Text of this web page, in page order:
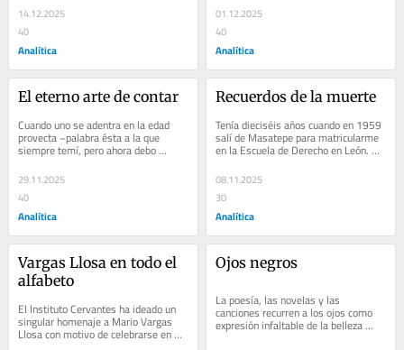
14.12.2025
40
Analítica
01.12.2025
40
Analítica
El eterno arte de contar
Cuando uno se adentra en la edad
provecta −palabra ésta a la que
siempre temí, pero ahora debo
afrontar− debe…
29.11.2025
40
Analítica
Recuerdos de la muerte
Tenía dieciséis años cuando en 1959
salí de Masatepe para matricularme
en la Escuela de Derecho en León. El
08.11.2025
30
Analítica
Vargas Llosa en todo el
alfabeto
El Instituto Cervantes ha ideado un
singular homenaje a Mario Vargas
Llosa con motivo de celebrarse en
Ojos negros
La poesía, las novelas y las
canciones recurren a los ojos como
expresión infaltable de la belleza
femenina. Son su…